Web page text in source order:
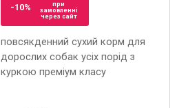
-10%
при
замовленні
через сайт
повсякденний сухий корм для
дорослих собак усіх порід з
куркою преміум класу